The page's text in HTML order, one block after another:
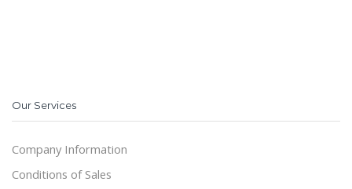
Our Services
Company Information
Conditions of Sales